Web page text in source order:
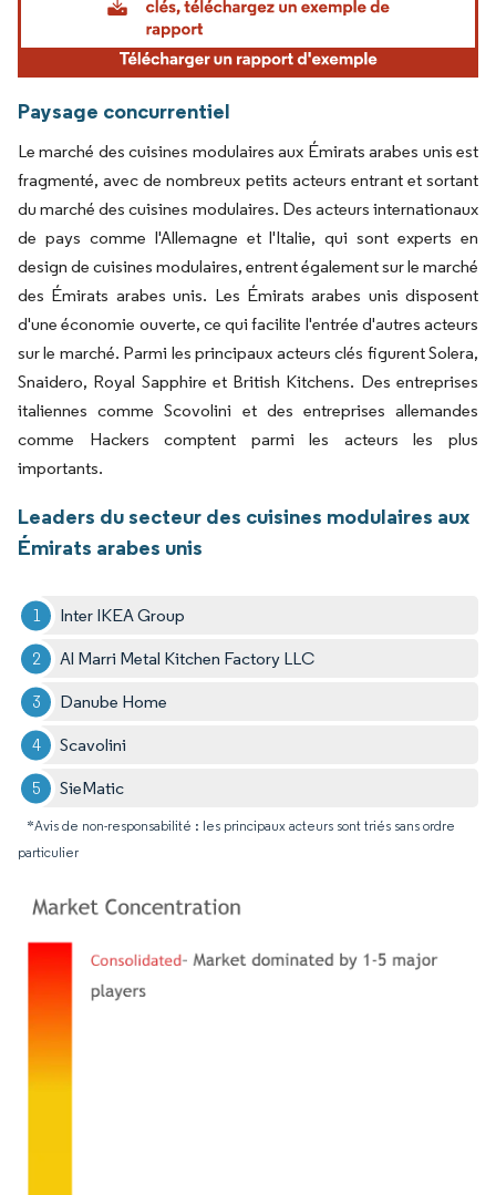
Paysage concurrentiel
Le marché des cuisines modulaires aux Émirats arabes unis est
fragmenté, avec de nombreux petits acteurs entrant et sortant
du marché des cuisines modulaires. Des acteurs internationaux
de pays comme l'Allemagne et l'Italie, qui sont experts en
design de cuisines modulaires, entrent également sur le marché
des Émirats arabes unis. Les Émirats arabes unis disposent
d'une économie ouverte, ce qui facilite l'entrée d'autres acteurs
sur le marché. Parmi les principaux acteurs clés figurent Solera,
Snaidero, Royal Sapphire et British Kitchens. Des entreprises
italiennes comme Scovolini et des entreprises allemandes
comme Hackers comptent parmi les acteurs les plus
importants.
Leaders du secteur des cuisines modulaires aux
Émirats arabes unis
Inter IKEA Group
Al Marri Metal Kitchen Factory LLC
Danube Home
Scavolini
SieMatic
*Avis de non-responsabilité : les principaux acteurs sont triés sans ordre
particulier